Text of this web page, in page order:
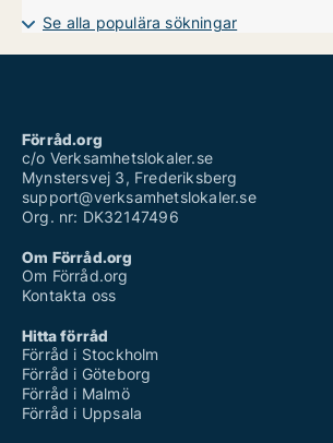
Se alla populära sökningar
Förråd.org
c/o Verksamhetslokaler.se
Mynstersvej 3, Frederiksberg
support@verksamhetslokaler.se
Org. nr: DK32147496
Om Förråd.org
Om Förråd.org
Kontakta oss
Hitta förråd
Förråd i Stockholm
Förråd i Göteborg
Förråd i Malmö
Förråd i Uppsala